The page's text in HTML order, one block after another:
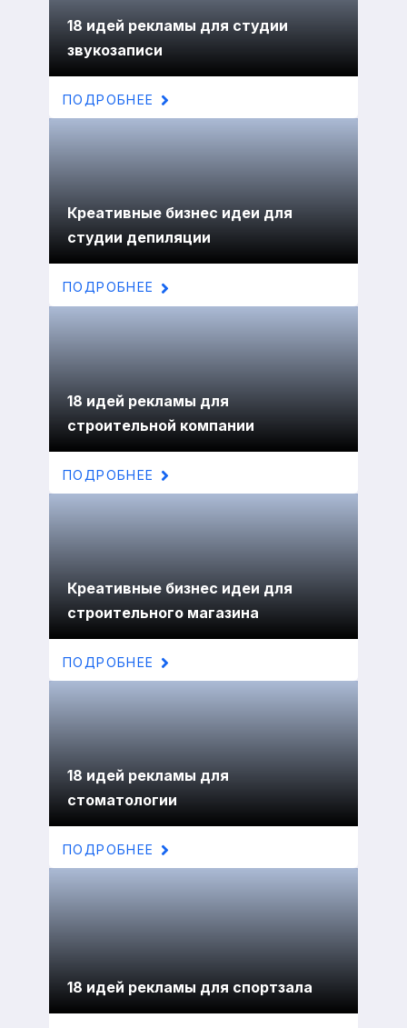
18 идей рекламы для студии
звукозаписи
ПОДРОБНЕЕ
Креативные бизнес идеи для
студии депиляции
ПОДРОБНЕЕ
18 идей рекламы для
строительной компании
ПОДРОБНЕЕ
Креативные бизнес идеи для
строительного магазина
ПОДРОБНЕЕ
18 идей рекламы для
стоматологии
ПОДРОБНЕЕ
18 идей рекламы для спортзала